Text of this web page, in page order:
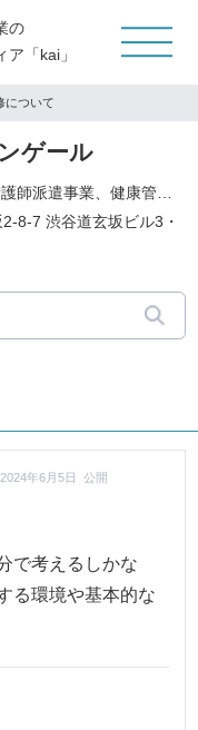
の
「kai」
について
ゲール
看護師紹介事業、看護師派遣事業、健康管理請負事業、在宅介護事業
8-7 渋谷道玄坂ビル3・
2024年6月5日 公開
で考えるしかな
る環境や基本的な